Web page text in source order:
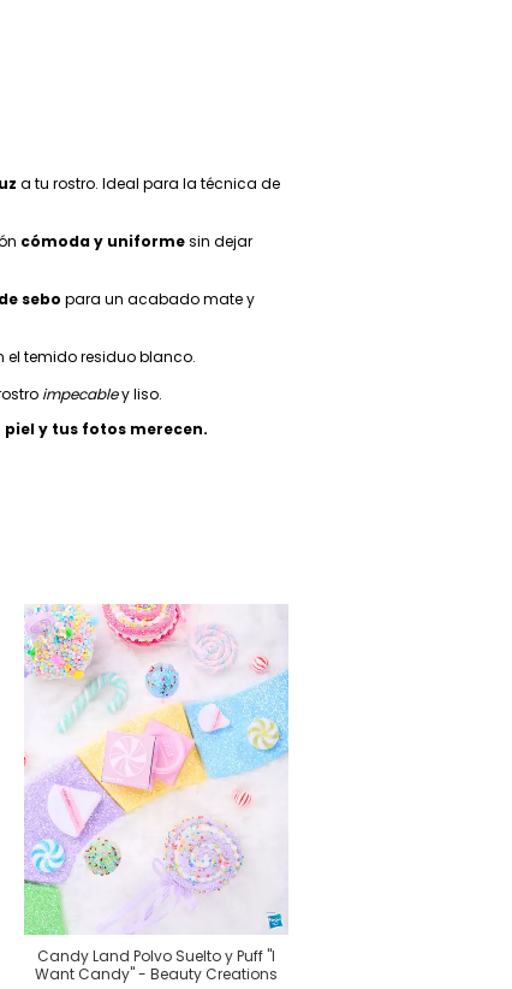
a tu rostro. Ideal para la técnica de
cómoda y uniformesin dejar
sebo para un acabado mate y
el temido residuo blanco.
impecabley liso.
y tus fotos merecen.
Candy Land Polvo Suelto y Puff "I
Want Candy" - Beauty Creations